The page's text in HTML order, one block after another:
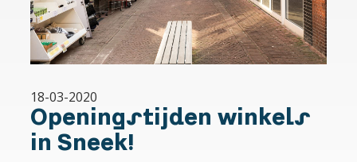
18-03-2020
Openingstijden winkels
in Sneek!